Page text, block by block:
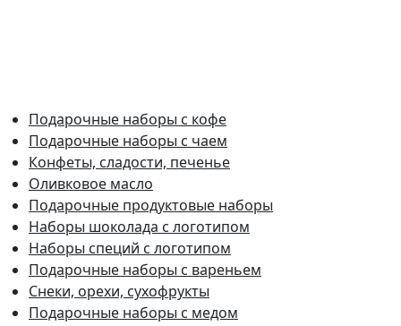
Подарочные наборы с кофе
Подарочные наборы с чаем
Конфеты, сладости, печенье
Оливковое масло
Подарочные продуктовые наборы
Наборы шоколада с логотипом
Наборы специй с логотипом
Подарочные наборы с вареньем
Снеки, орехи, сухофрукты
Подарочные наборы с медом